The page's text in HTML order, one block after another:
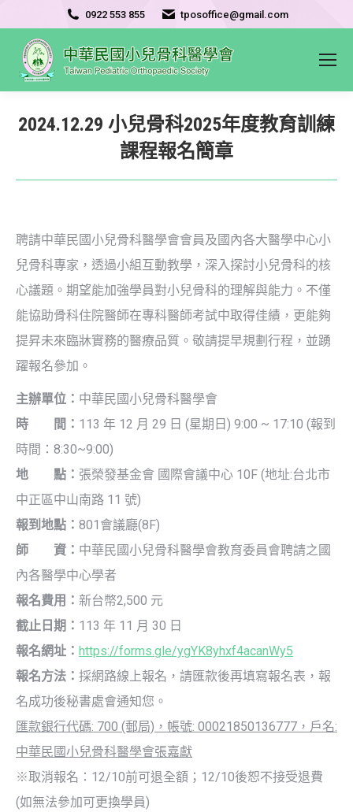
0922 553 855 tposoffice@gmail.com
2024.12.29 小兒骨科2025年度教育訓練
課程報名簡章
聘請中華民國小兒骨科醫學會會員及國內各大醫學中心小
兒骨科專家，透過小組互動教學，深入探討小兒骨科的核
心議題。期望能加強學員對小兒骨科的理解與能力。不僅
能協助骨科住院醫師在專科醫師考試中取得佳績，更能夠
提昇未來臨牀實務的醫療品質。敬請提早規劃行程，並踴
躍報名參加。
主辦單位： 中華民國小兒骨科醫學會
時 間： 113 年 12 月 29 日 (星期日) 9:00 ~ 17:10 (報到
時間：8:30~9:00)
地 點： 張榮發基金會 國際會議中心 10F (地址:台北市
中正區中山南路 11 號)
報到地點： 801會議廳(8F)
師 資： 中華民國小兒骨科醫學會教育委員會聘請之國
內各醫學中心學者
報名費用： 新台幣2,500 元
截止日期： 113 年 11 月 30 日
報名網址： https://forms.gle/ygYK8yhxf4acanWy5
報名方法： 採網路線上報名，請匯款後再填寫報名表，報
名成功後秘書處會通知您。
匯款銀行代碼: 700 (郵局)，帳號: 00021850136777，戶名:
中華民國小兒骨科醫學會張嘉獻
※取消報名：12/10前可退全額；12/10後恕不接受退費
(如無法參加可更換學員)